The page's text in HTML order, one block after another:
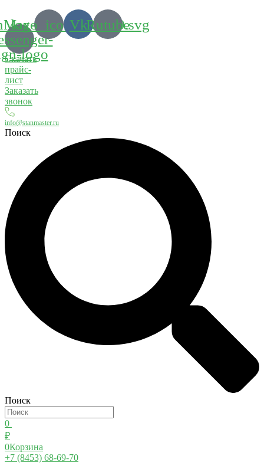
Max-
logo
VkRutube
Скачать
прайс-
лист
Заказать
звонок
info@stanmaster.ru
Поиск
Поиск
0
₽
0Корзина
+7 (8453) 68-69-70